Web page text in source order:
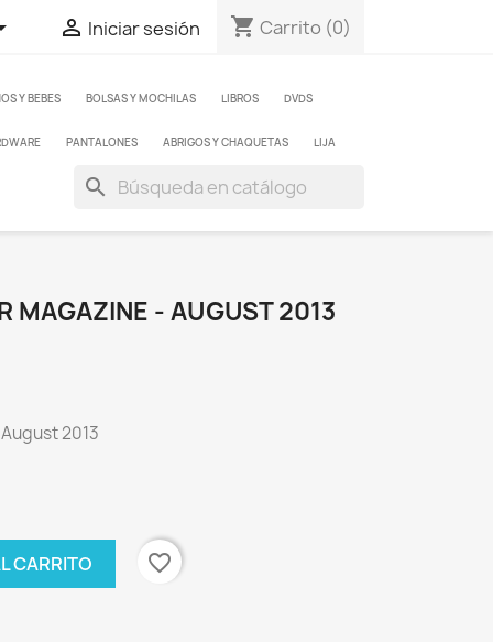
 Iniciar sesión shopping_cart Carrito (0)
Y BEBES BOLSAS Y MOCHILAS LIBROS DVDS
PANTALONES ABRIGOS Y CHAQUETAS LIJA
search
MAGAZINE - AUGUST 2013
2013
CARRITO favorite_border